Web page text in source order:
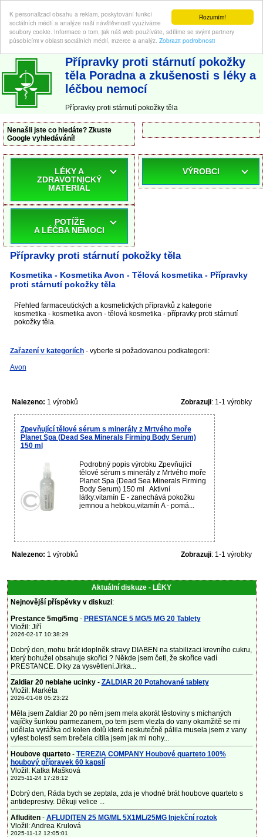
Rozumím!
K personalizaci obsahu a reklam, poskytování funkcí
sociálních médií a analýze naší návštěvnosti využíváme
soubory cookie. Informace o tom, jak náš web používáte, sdílíme se svými partnery
působícími v oblasti sociálních médií, inzerce a analýz. Zobrazit podrobnosti
ABC-LEKARNA.cz | Poradna a zkušenosti s léky a léčbou nemocí
Přípravky proti stárnutí pokožky
těla Poradna a zkušenosti s léky a
léčbou nemocí
Přípravky proti stárnutí pokožky těla
Nenašli jste co hledáte? Zkuste
Google vyhledávání!
LÉKY A
ZDRAVOTNICKÝ
MATERIÁL
POTÍŽE
A LÉČBA NEMOCI
VÝROBCI
Přípravky proti stárnutí pokožky těla
Kosmetika - Kosmetika Avon - Tělová kosmetika - Přípravky
proti stárnutí pokožky těla
Přehled farmaceutických a kosmetických přípravků z kategorie
kosmetika - kosmetika avon - tělová kosmetika - přípravky proti stárnutí
pokožky těla.
Zařazení v kategoriích - vyberte si požadovanou podkategorii:
Avon
Nalezeno: 1 výrobků Zobrazuji: 1-1 výrobky
Zpevňující tělové sérum s minerály z Mrtvého moře
Planet Spa (Dead Sea Minerals Firming Body Serum)
150 ml
Podrobný popis výrobku Zpevňující
tělové sérum s minerály z Mrtvého moře
Planet Spa (Dead Sea Minerals Firming
Body Serum) 150 ml Aktivní
látky:vitamín E - zanechává pokožku
jemnou a hebkou,vitamín A - pomá...
Nalezeno: 1 výrobků Zobrazuji: 1-1 výrobky
Aktuální diskuze - LÉKY
Nejnovější příspěvky v diskuzi:
Prestance 5mg/5mg- PRESTANCE 5 MG/5 MG 20 Tablety
Vložil: Jiří
2026-02-17 10:38:29
Dobrý den, mohu brát idoplněk stravy DIABEN na stabilizaci krevního cukru,
který bohužel obsahuje skořici ? Někde jsem četl, že skořice vadí
PRESTANCE. Díky za vysvětlení.Jirka...
Zaldiar 20 neblahe ucinky- ZALDIAR 20 Potahované tablety
Vložil: Markéta
2026-01-08 05:23:22
Měla jsem Zaldiar 20 po něm jsem mela akorát těstoviny s míchaných
vajíčky šunkou parmezanem, po tem jsem vlezla do vany okamžitě se mi
udělala vyrážka od kolen dolů která neskutečně pálila musela jsem z vany
vylest bolesti sem brečela cítila jsem jak mi nohy...
Houbove quarteto- TEREZIA COMPANY Houbové quarteto 100%
houbový přípravek 60 kapslí
Vložil: Katka Mašková
2025-11-24 17:28:12
Dobrý den, Ráda bych se zeptala, zda je vhodné brát houbove quarteto s
antidepresivy. Děkuji velice ...
Afluditen- AFLUDITEN 25 MG/ML 5X1ML/25MG Injekční roztok
Vložil: Andrea Krulová
2025-11-12 12:05:01